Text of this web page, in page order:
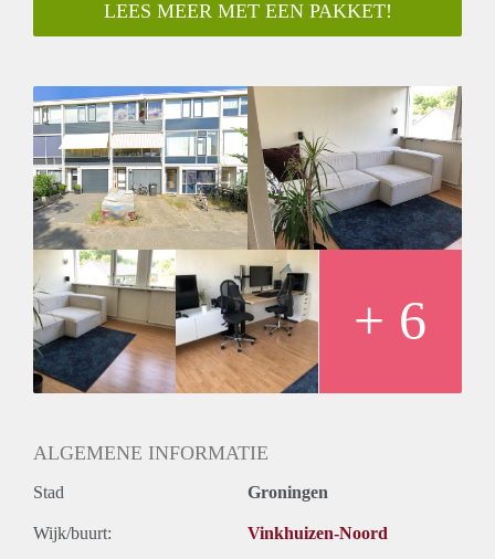
West, waar alle voorzieningen gemakkelijk per fiets te
bereiken zijn.
keuken. Daarnaast beschikt de woning over een badkamer
met douche/bad, toilet en wastafel. Verder is er een aparte
slaapkamer aanwezig.
Huurprijs
De huurprijs bedraagt: €1.029,- incl. € 150,- voorschot voor
de kosten gas, water en elektra.
LEES MEER MET EEN PAKKET!
+ 6
ALGEMENE INFORMATIE
Stad Groningen
Wijk/buurt: Vinkhuizen-Noord